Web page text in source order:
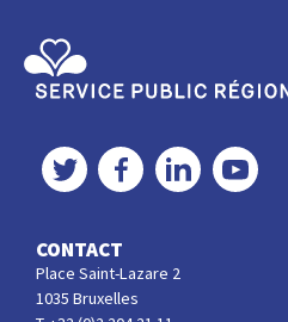
Twitter FacebookLinkedIn
CONTACT
Place Saint-Lazare 2
1035 Bruxelles